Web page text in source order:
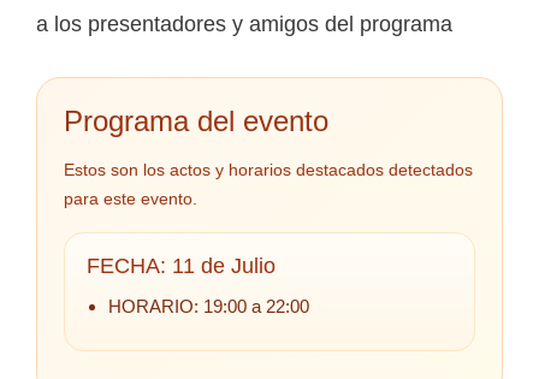
a los presentadores y amigos del programa
Programa del evento
Estos son los actos y horarios destacados detectados
para este evento.
FECHA: 11 de Julio
HORARIO: 19:00 a 22:00